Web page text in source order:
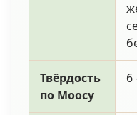
Твёрдость
по Моосу
6